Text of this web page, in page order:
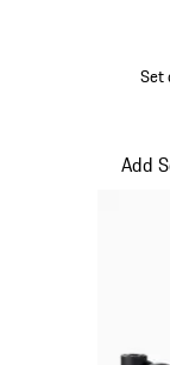
Set
Add
Diapositiva 19 di